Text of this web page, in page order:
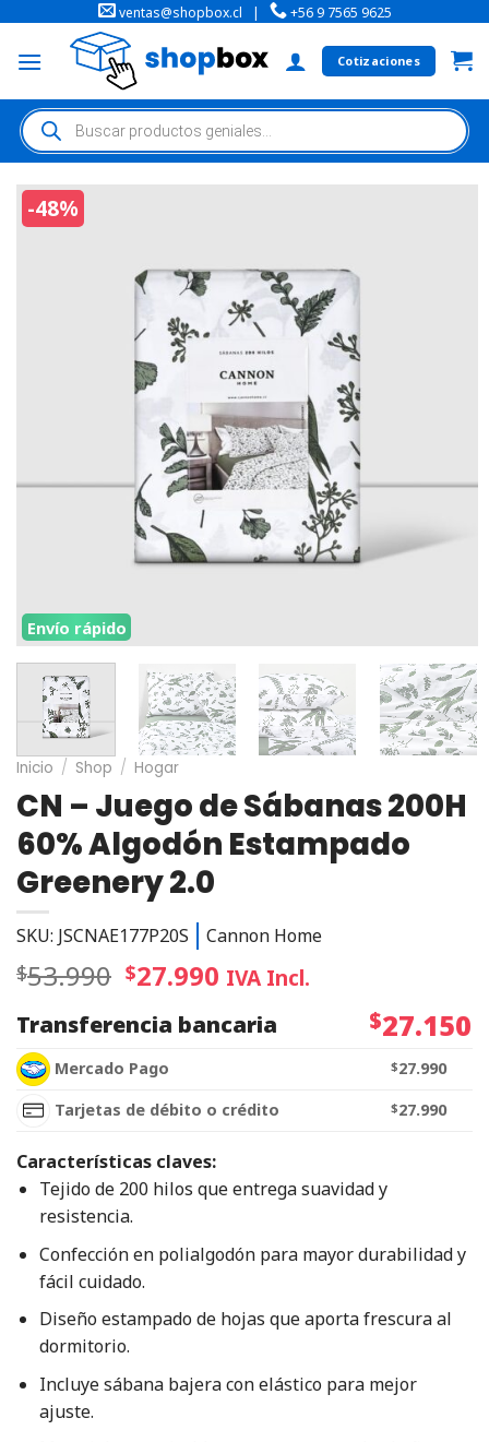
ventas@shopbox.cl | +56 9 7565 9625
Cotizaciones
-48%
Envío rápido
Inicio / Shop / Hogar
CN – Juego de Sábanas 200H
60% Algodón Estampado
Greenery 2.0
SKU: JSCNAE177P20S Cannon Home
$53.990 $27.990 IVA Incl.
Transferencia bancaria
$27.150
Mercado Pago $27.990
Tarjetas de débito o crédito
$27.990
Características claves:
Tejido de 200 hilos que entrega suavidad y
resistencia.
Confección en polialgodón para mayor durabilidad y
fácil cuidado.
Diseño estampado de hojas que aporta frescura al
dormitorio.
Incluye sábana bajera con elástico para mejor
ajuste.